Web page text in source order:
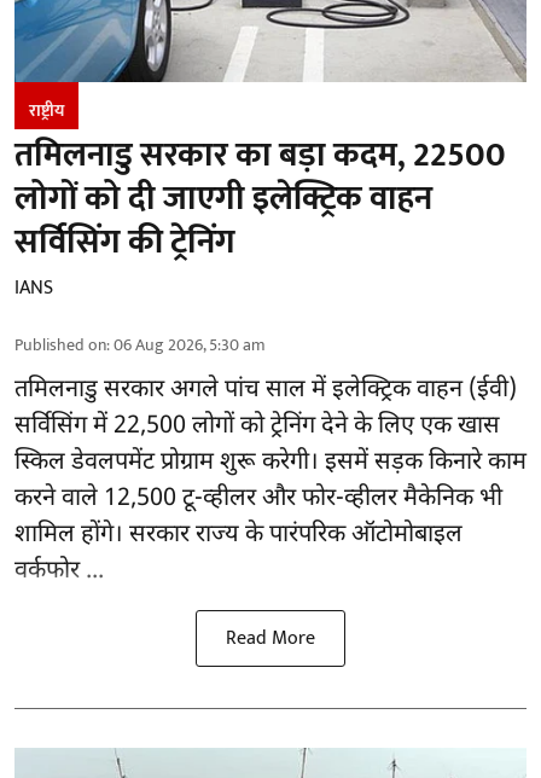
राष्ट्रीय
तमिलनाडु सरकार का बड़ा कदम, 22500
लोगों को दी जाएगी इलेक्ट्रिक वाहन
सर्विसिंग की ट्रेनिंग
IANS
Published on:06 Aug 2026, 5:30 am
तमिलनाडु सरकारअगले पांच साल में इलेक्ट्रिक वाहन (ईवी)
सर्विसिंग में 22,500 लोगों को ट्रेनिंग देने के लिए एक खास
स्किल डेवलपमेंट प्रोग्राम शुरू करेगी। इसमें सड़क किनारे काम
करने वाले 12,500 टू-व्हीलर और फोर-व्हीलर मैकेनिक भी
शामिल होंगे। सरकार राज्य के पारंपरिक ऑटोमोबाइल
वर्कफोर ...
Read More